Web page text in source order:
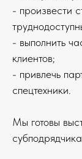
- произвести
- выполнить
клиентов;
- привлечь
спецтехники.
Мы готовы